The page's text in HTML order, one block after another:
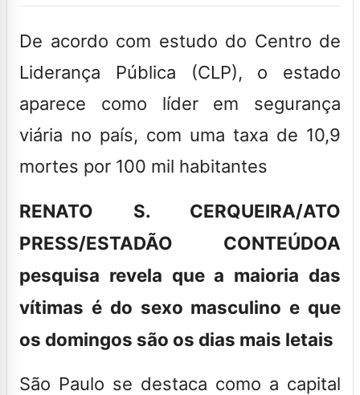
De acordo com estudo do Centro de
Liderança Pública (CLP), o estado
aparece como líder em segurança
viária no país, com uma taxa de 10,9
mortes por 100 mil habitantes
RENATO S. CERQUEIRA/ATO
PRESS/ESTADÃO CONTEÚDOA
pesquisa revela que a maioria das
vítimas é do sexo masculino e que
os domingos são os dias mais letais
São Paulo se destaca como a capital